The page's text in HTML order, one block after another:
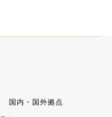
国内・国外拠点